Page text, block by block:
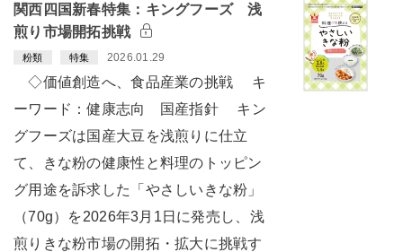
関西四国新春特集：キングフーズ 浅
煎り市場開拓挑戦
粉類 特集 2026.01.29
◇価値創造へ、食品産業の挑戦 キ
ーワード：健康志向 国産指針 キン
グフーズは国産大豆を浅煎りに仕立
て、きな粉の健康性と料理のトッピン
グ用途を訴求した「やさしいきな粉」
（70g）を2026年3月1日に発売し、浅
煎りきな粉市場の開拓・拡大に挑戦す